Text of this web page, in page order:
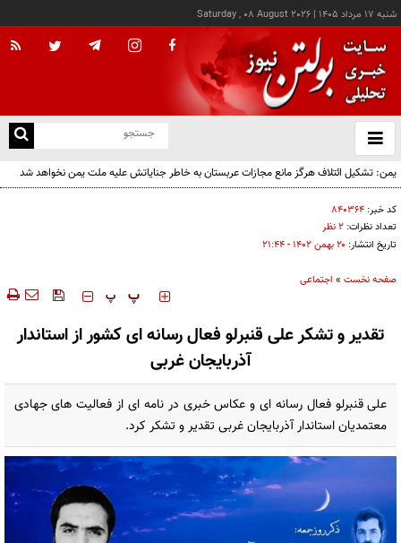
شنبه ۱۷ مرداد ۱۴۰۵ |
Saturday , 08 August 2026
باز
و
یمن: تشکیل ائتلاف هرگز مانع مجازات عربستان به خاطر جنایاتش علیه ملت یمن نخواهد شد
کد خبر: ۸۴۰۳۶۴
تعداد نظرات: ۲ نظر
تاریخ انتشار: ۲۰ بهمن ۱۴۰۲ - ۲۱:۴۴
صفحه نخست » اجتماعی
‍‍‍ پ پ
تقدیر و تشکر علی قنبرلو فعال رسانه ای کشور از استاندار
آذربایجان غربی
علی قنبرلو فعال رسانه ای و عکاس خبری در نامه ای از فعالیت های جهادی
معتمدیان استاندار آذربایجان غربی تقدیر و تشکر کرد.